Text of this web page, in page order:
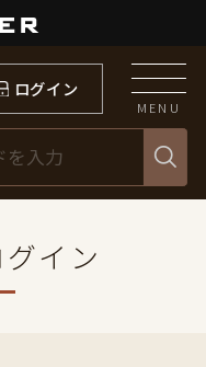
ログイン
MENU
イン